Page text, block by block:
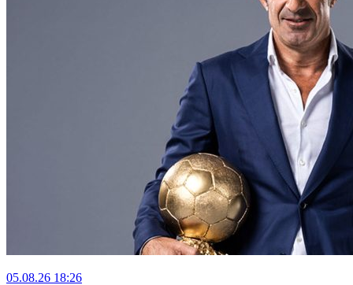
05.08.26 18:26